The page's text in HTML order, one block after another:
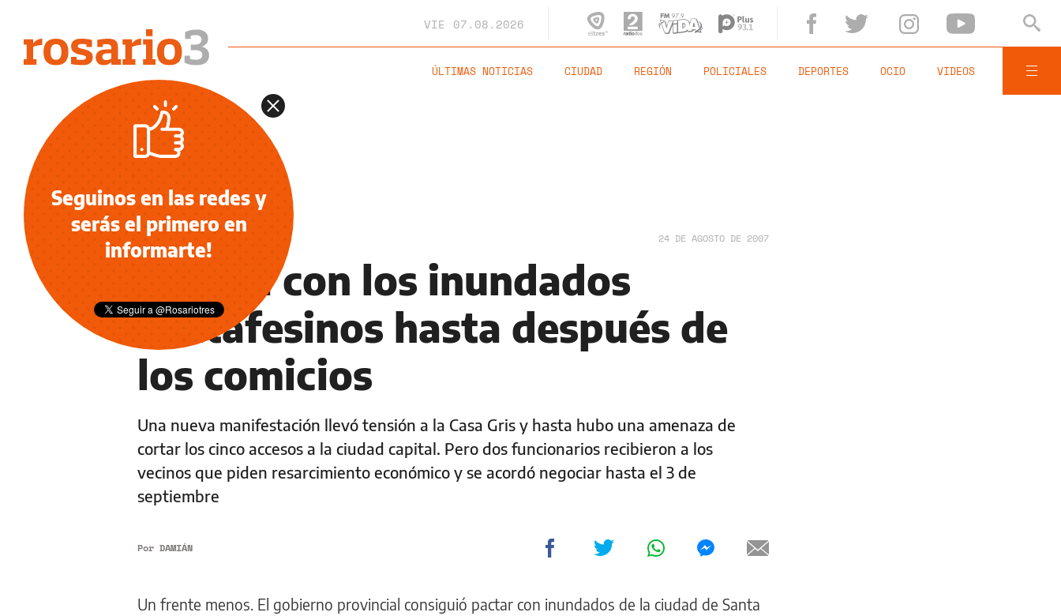
VIE 07.08.2026
ÚLTIMAS NOTICIAS CIUDAD REGIÓN POLICIALES DEPORTES OCIO VIDEOS
NOTICIAS 24 DE AGOSTO DE 2007
Tregua con los inundados
santafesinos hasta después de
los comicios
Una nueva manifestación llevó tensión a la Casa Gris y hasta hubo una amenaza de
cortar los cinco accesos a la ciudad capital. Pero dos funcionarios recibieron a los
vecinos que piden resarcimiento económico y se acordó negociar hasta el 3 de
septiembre
Por DAMIÁN
Un frente menos. El gobierno provincial consiguió pactar con inundados de la ciudad de Santa
Seguinos en las redes y
serás el primero en
informarte!